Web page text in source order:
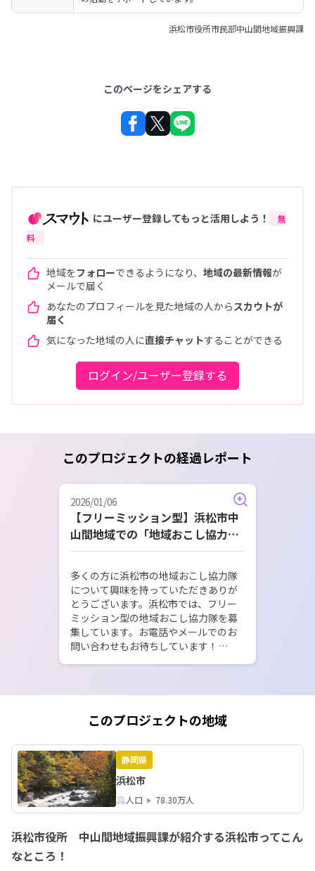
浜松市役所市民部中山間地域振興課
このページをシェアする
にユーザー登録してもっと活用しよう！
無
料
地域をフォローできるようになり、 地域の最新情報が
メールで届く
あなたのプロフィールを見た地域の人から スカウトが
届く
気になった地域の人に直接チャットすることができる
ログイン/ユーザー登録する
このプロジェクトの経過レポート
2026/01/06
【フリーミッション型】浜松市中
山間地域での「地域おこし協力
隊」募集しています！
多くの方に浜松市の地域おこし協力隊
について興味を持っていただきありが
とうございます。浜松市では、フリー
ミッション型の地域おこし協力隊を募
集しています。お電話やメールでのお
問い合わせもお待ちしています！
oikiikiouentai.html
このプロジェクトの地域
静岡県
浜松市
人口 78.30万人
浜松市役所 中山間地域振興課が紹介する浜松市ってこん
なところ！